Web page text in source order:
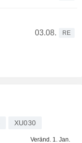
03.08.
RE
XU030
Veränd. 1. Jan.